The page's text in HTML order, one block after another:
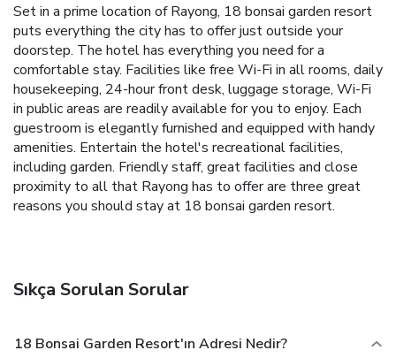
Set in a prime location of Rayong, 18 bonsai garden resort
puts everything the city has to offer just outside your
doorstep. The hotel has everything you need for a
comfortable stay. Facilities like free Wi-Fi in all rooms, daily
housekeeping, 24-hour front desk, luggage storage, Wi-Fi
in public areas are readily available for you to enjoy. Each
guestroom is elegantly furnished and equipped with handy
amenities. Entertain the hotel's recreational facilities,
including garden. Friendly staff, great facilities and close
proximity to all that Rayong has to offer are three great
reasons you should stay at 18 bonsai garden resort.
Sıkça Sorulan Sorular
18 Bonsai Garden Resort'ın Adresi Nedir?